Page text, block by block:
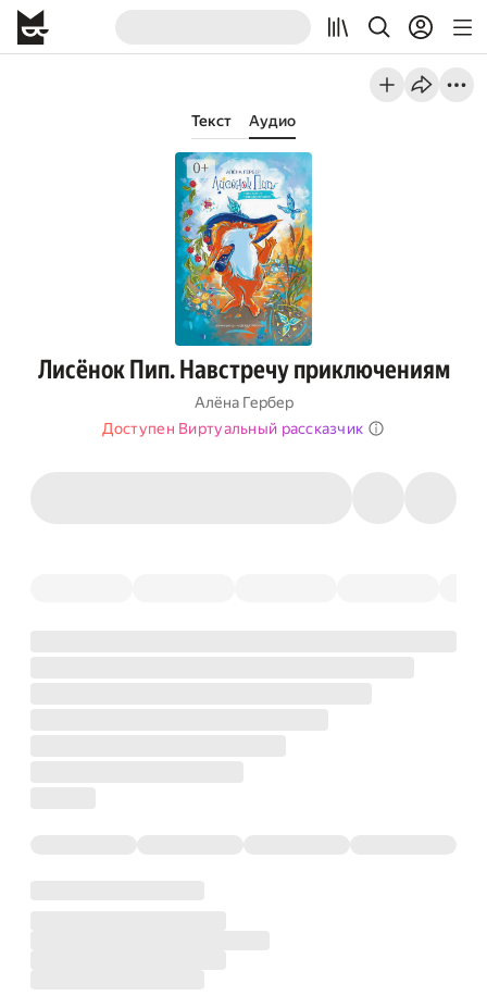
Текст Аудио
Лисёнок Пип. Навстречу приключениям
Алёна Гербер
Доступен Виртуальный рассказчик